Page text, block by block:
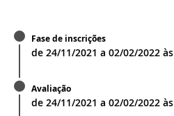
Fase de inscrições
de24/11/2021 a02/02/2022 às
Avaliação
de24/11/2021 a02/02/2022 às